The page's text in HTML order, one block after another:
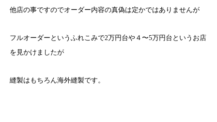
他店の事ですのでオーダー内容の真偽は定かではありませんが
フルオーダーというふれこみで2万円台や４〜5万円台というお店
を見かけましたが
縫製はもちろん海外縫製です。